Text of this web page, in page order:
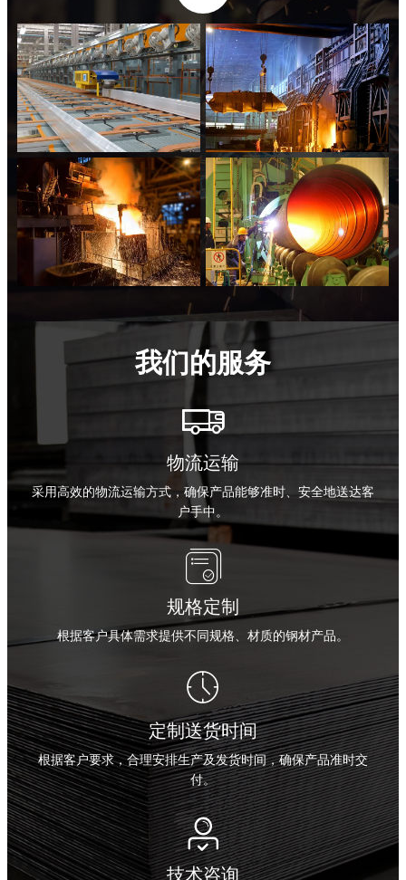
我们的服务

物流运输
采用高效的物流运输方式，确保产品能够准时、安全地送达客
户手中。

规格定制
根据客户具体需求提供不同规格、材质的钢材产品。

定制送货时间
根据客户要求，合理安排生产及发货时间，确保产品准时交
付。
